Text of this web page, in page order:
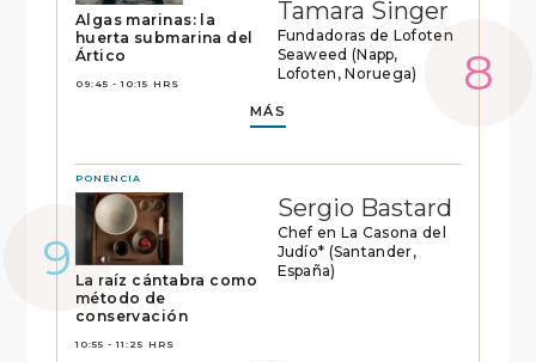
Algas marinas: la
huerta submarina del
Ártico
09:45 - 10:15 HRS
Tamara Singer
Fundadoras de Lofoten
Seaweed (Napp,
Lofoten, Noruega)
MÁS
PONENCIA
La raíz cántabra como
método de
conservación
10:55 - 11:25 HRS
Sergio Bastard
Chef en La Casona del
Judío* (Santander,
España)